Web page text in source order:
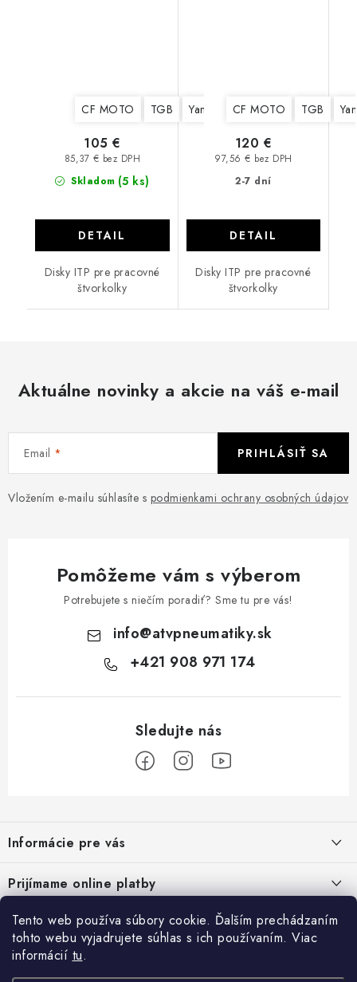
Tento web používa súbory cookie. Ďalším prechádzaním
tohto webu vyjadrujete súhlas s ich používaním. Viac
informácií tu.
CF MOTO TGB Yamaha Suzuki Kawasaki
Skladom (5 ks)
85,37 € bez DPH
105 €
DETAIL
Disky ITP pre pracovné
štvorkolky
CF MOTO TGB
2-7 dní
97,56 € bez DPH
120 €
DETAIL
Disky ITP pre pracovné
štvorkolky
Aktuálne novinky a akcie na váš e-mail
Email
Vložením e-mailu súhlasíte s podmienkami ochrany osobných údajov
PRIHLÁSIŤ SA
Pomôžeme vám s výberom
Potrebujete s niečím poradiť? Sme tu pre vás!
info@atvpneumatiky.sk
+421 908 971 174
p
ä
t
Informácie pre vás
Reklamačný poriadok - formulár
Kontakt
Prijímame online platby
Prihlásenie
E-mail
Facebook